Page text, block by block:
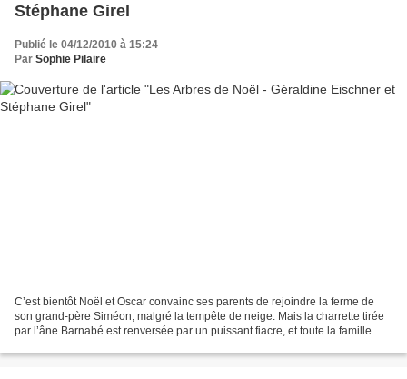
Stéphane Girel
Publié le 04/12/2010 à 15:24
Par Sophie Pilaire
C’est bientôt Noël et Oscar convainc ses parents de rejoindre la ferme de
son grand-père Siméon, malgré la tempête de neige. Mais la charrette tirée
par l’âne Barnabé est renversée par un puissant fiacre, et toute la famille